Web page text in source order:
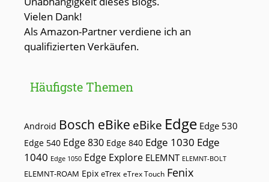
Vielen Dank!
Als Amazon-Partner verdiene ich an
qualifizierten Verkäufen.
Häufigste Themen
Android Bosch eBike eBike Edge Edge 530
Edge 540 Edge 830 Edge 840 Edge 1030 Edge
1040 Edge 1050 Edge Explore ELEMNT ELEMNT-BOLT
ELEMNT-ROAM Epix eTrex eTrex Touch Fenix